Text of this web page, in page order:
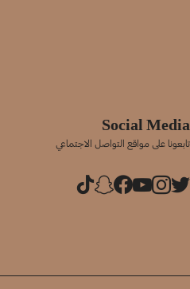
Social Media
تابعونا على مواقع التواصل الاجتماعي